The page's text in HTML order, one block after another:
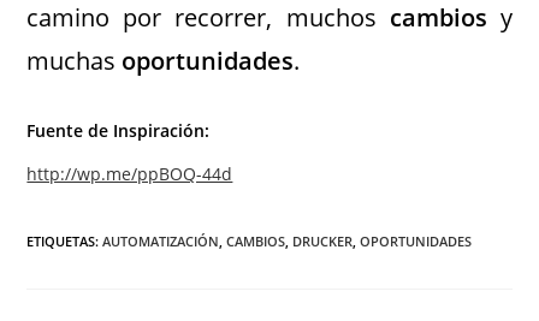
camino por recorrer, muchos cambios y
muchas oportunidades.
Fuente de Inspiración:
http://wp.me/ppBOQ-44d
ETIQUETAS:AUTOMATIZACIÓN, CAMBIOS, DRUCKER, OPORTUNIDADES